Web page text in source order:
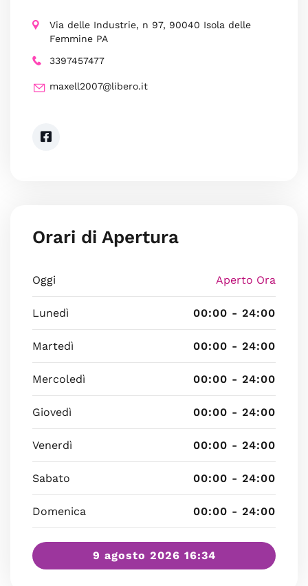
Via delle Industrie, n 97, 90040 Isola delle
Femmine PA
3397457477
maxell2007@libero.it
Orari di Apertura
Oggi Aperto Ora
Lunedì 00:00 - 24:00
Martedì 00:00 - 24:00
Mercoledì 00:00 - 24:00
Giovedì 00:00 - 24:00
Venerdì 00:00 - 24:00
Sabato 00:00 - 24:00
Domenica 00:00 - 24:00
9 agosto 2026 16:34